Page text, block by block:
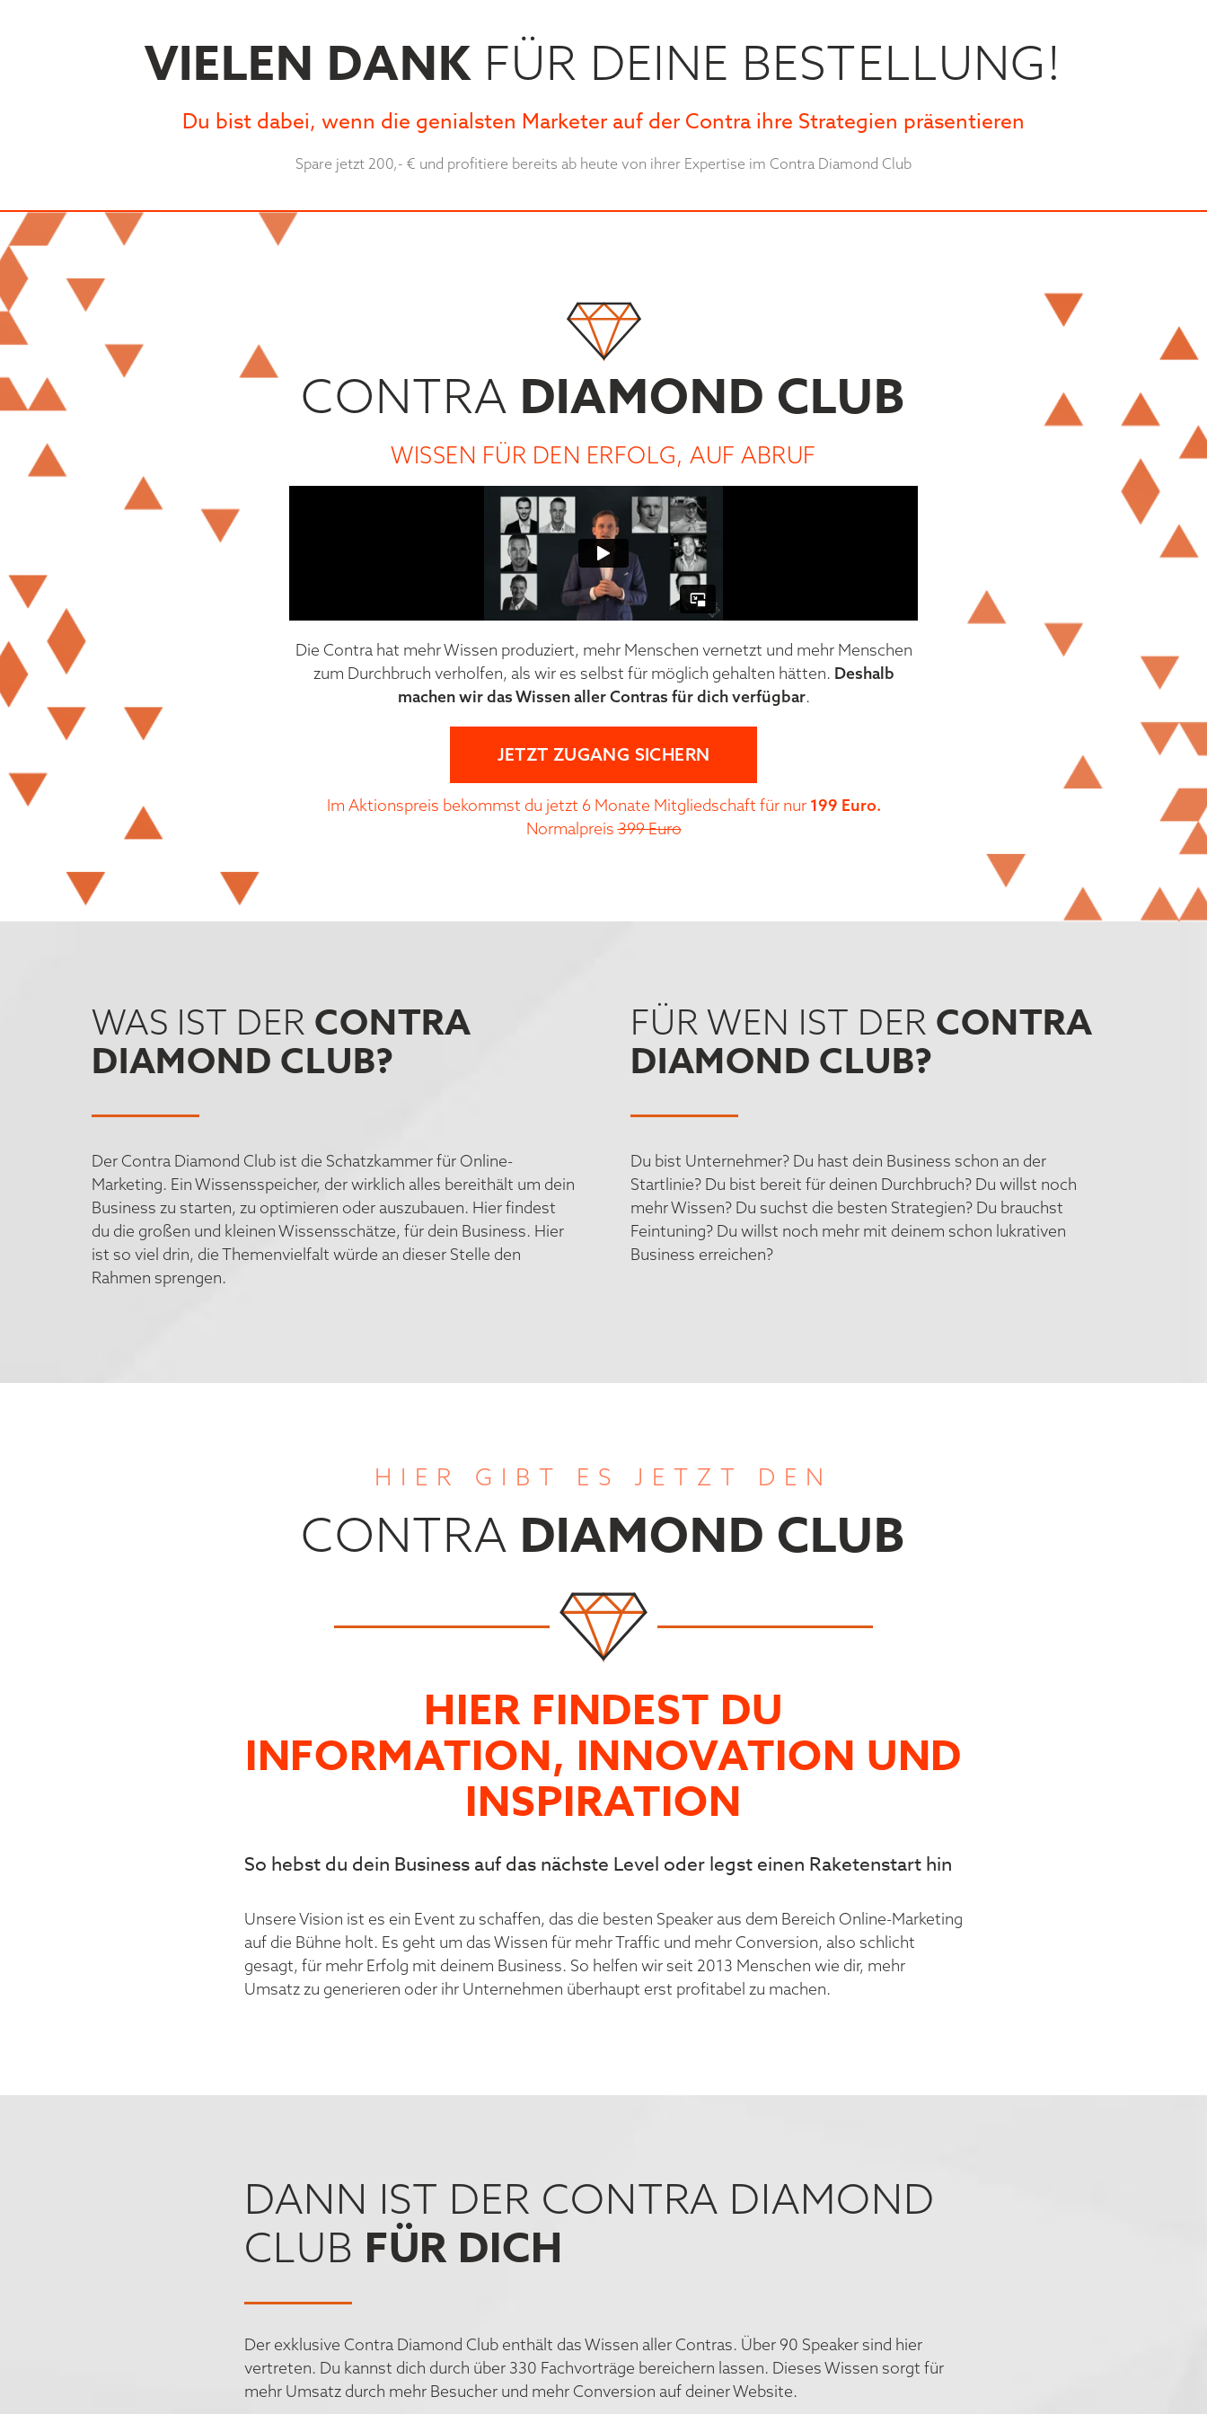
VIELEN DANK FÜR DEINE BESTELLUNG!
Du bist dabei, wenn die genialsten Marketer auf der Contra ihre Strategien präsentieren
Spare jetzt 200,- € und profitiere bereits ab heute von ihrer Expertise im Contra Diamond Club
CONTRA DIAMOND CLUB
WISSEN FÜR DEN ERFOLG, AUF ABRUF
Die Contra hat mehr Wissen produziert, mehr Menschen vernetzt und mehr Menschen
zum Durchbruch verholfen, als wir es selbst für möglich gehalten hätten. Deshalb
machen wir das Wissen aller Contras für dich verfügbar.
JETZT ZUGANG SICHERN
Im Aktionspreis bekommst du jetzt 6 Monate Mitgliedschaft für nur 199 Euro.
Normalpreis399 Euro
WAS IST DER CONTRA
DIAMOND CLUB?
Der Contra Diamond Club ist die Schatzkammer für Online-
Marketing. Ein Wissensspeicher, der wirklich alles bereithält um dein
Business zu starten, zu optimieren oder auszubauen. Hier findest
du die großen und kleinen Wissensschätze, für dein Business. Hier
ist so viel drin, die Themenvielfalt würde an dieser Stelle den
Rahmen sprengen.
FÜR WEN IST DER CONTRA
DIAMOND CLUB?
Du bist Unternehmer? Du hast dein Business schon an der
Startlinie? Du bist bereit für deinen Durchbruch? Du willst noch
mehr Wissen? Du suchst die besten Strategien? Du brauchst
Feintuning? Du willst noch mehr mit deinem schon lukrativen
Business erreichen?
HIER GIBT ES JETZT DEN
CONTRA DIAMOND CLUB
HIER FINDEST DU
INFORMATION, INNOVATION UND
INSPIRATION
So hebst du dein Business auf das nächste Level oder legst einen Raketenstart hin
Unsere Vision ist es ein Event zu schaffen, das die besten Speaker aus dem Bereich Online-Marketing
auf die Bühne holt. Es geht um das Wissen für mehr Traffic und mehr Conversion, also schlicht
gesagt, für mehr Erfolg mit deinem Business. So helfen wir seit 2013 Menschen wie dir, mehr
Umsatz zu generieren oder ihr Unternehmen überhaupt erst profitabel zu machen.
DANN IST DER CONTRA DIAMOND
CLUB FÜR DICH
Der exklusive Contra Diamond Club enthält das Wissen aller Contras. Über 90 Speaker sind hier
vertreten. Du kannst dich durch über 330 Fachvorträge bereichern lassen. Dieses Wissen sorgt für
mehr Umsatz durch mehr Besucher und mehr Conversion auf deiner Website.